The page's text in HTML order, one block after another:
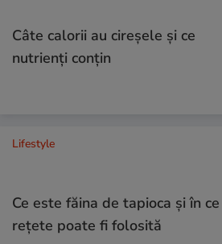
Câte calorii au cireșele și ce
nutrienți conțin
Lifestyle
Ce este făina de tapioca și în ce
rețete poate fi folosită